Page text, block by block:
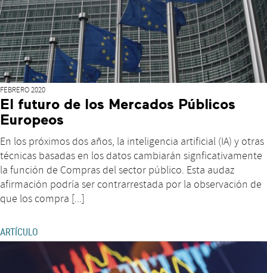
FEBRERO 2020
El futuro de los Mercados Públicos
Europeos
En los próximos dos años, la inteligencia artificial (IA) y otras
técnicas basadas en los datos cambiarán signficativamente
la función de Compras del sector público. Esta audaz
afirmación podría ser contrarrestada por la observación de
que los compra [...]
ARTÍCULO